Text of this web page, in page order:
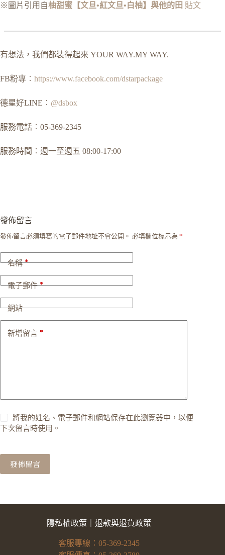
※圖片引用自柚甜蜜【文旦•紅文旦•白柚】與他的田 貼文
有想法，我們都裝得起來 YOUR WAY.MY WAY.
FB粉專︰ https://www.facebook.com/dstarpackage
德星好LINE︰ @dsbox
服務電話︰05-369-2345
服務時間︰週一至週五 08:00-17:00
發佈留言
發佈留言必須填寫的電子郵件地址不會公開。 必填欄位標示為 *
名稱*
電子郵件*
網站
新增留言 *
將我的姓名、電子郵件和網站保存在此瀏覽器中，以便
下次留言時使用。
發佈留言
隱私權政策 ｜退款與退貨政策
客服專線：05-369-2345